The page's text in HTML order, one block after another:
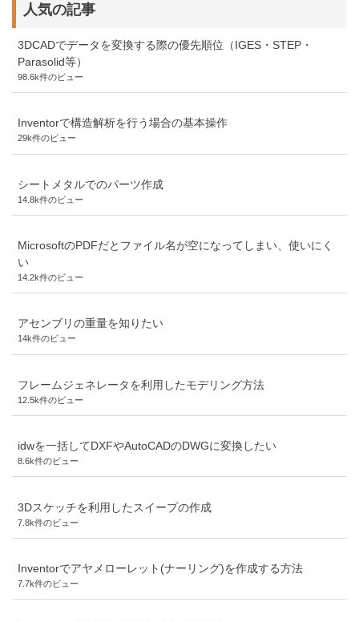
人気の記事
3DCADでデータを変換する際の優先順位（IGES・STEP・
Parasolid等）
98.6k件のビュー
Inventorで構造解析を行う場合の基本操作
29k件のビュー
シートメタルでのパーツ作成
14.8k件のビュー
MicrosoftのPDFだとファイル名が空になってしまい、使いにく
い
14.2k件のビュー
アセンブリの重量を知りたい
14k件のビュー
フレームジェネレータを利用したモデリング方法
12.5k件のビュー
idwを一括してDXFやAutoCADのDWGに変換したい
8.6k件のビュー
3Dスケッチを利用したスイープの作成
7.8k件のビュー
Inventorでアヤメローレット(ナーリング)を作成する方法
7.7k件のビュー